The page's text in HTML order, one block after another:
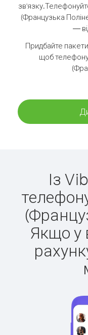
зв'язку.
(Французька
—
Придбайте
щоб
Із
Якщо у